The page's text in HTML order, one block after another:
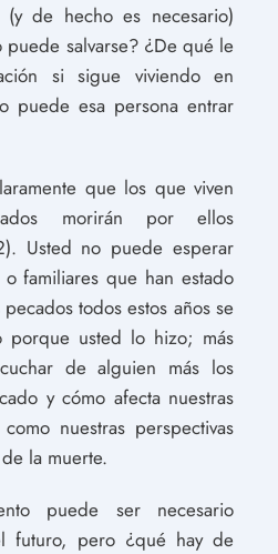
(y de hecho es necesario)
puede salvarse? ¿De qué le
si sigue viviendo en
puede esa persona entrar
que los que viven
morirán por ellos
Usted no puede esperar
familiares que han estado
todos estos años se
porque usted lo hizo; más
de alguien más los
y cómo afecta nuestras
nuestras perspectivas
la muerte.
puede ser necesario
futuro, pero ¿qué hay de